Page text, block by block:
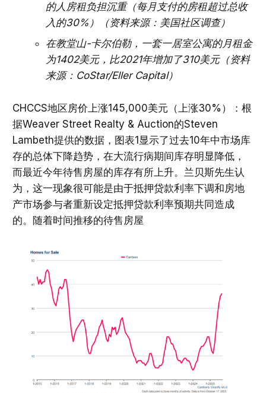
的人房租负担沉重（每月支付的房租超过总收
入的30%）（资料来源：美国社区调查）
在教堂山-卡尔伯勒，一套一居室公寓的月租金
为1402美元，比2021年增加了310美元（资料
来源：CoStar/Eller Capital）
CHCCS地区房价上涨145,000美元（上涨30%）：根
据Weaver Street Realty & Auction的Steven
Lambeth提供的数据，图表1显示了过去10年中市场库
存的总体下降趋势，在大流行病期间库存明显降低，
而最近今年待售房屋的库存有所上升。兰贝斯先生认
为，这一现象很可能是由于抵押贷款利率下调和房地
产市场参与者重新设定抵押贷款利率预期共同造成
的。随着时间推移的待售房屋